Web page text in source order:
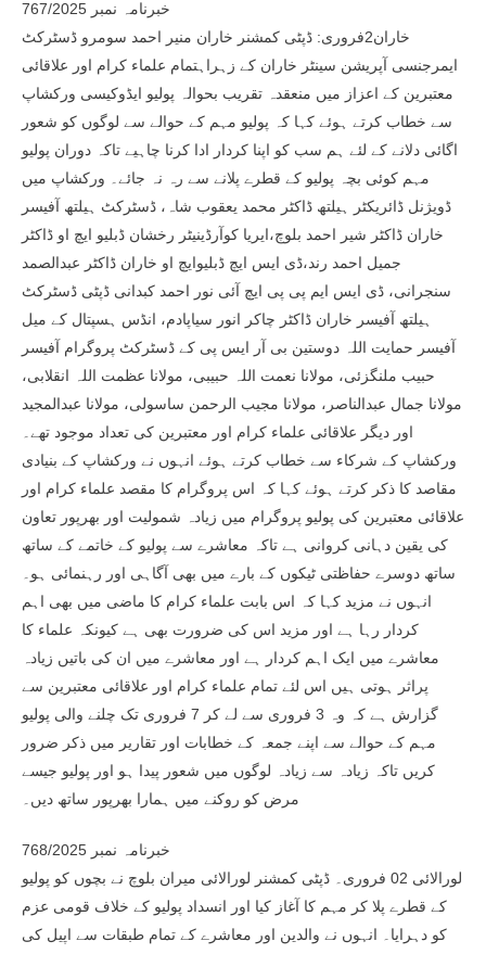
خبرنامہ نمبر 767/2025
خاران2فروری: ڈپٹی کمشنر خاران منیر احمد سومرو ڈسٹرکٹ
ایمرجنسی آپریشن سینٹر خاران کے زہراہتمام علماء کرام اور علاقائی
معتبرین کے اعزاز میں منعقدہ تقریب بحوالہ پولیو ایڈوکیسی ورکشاپ
سے خطاب کرتے ہوئے کہا کہ پولیو مہم کے حوالے سے لوگوں کو شعور
اگائی دلانے کے لئے ہم سب کو اپنا کردار ادا کرنا چاہیے تاکہ دوران پولیو
مہم کوئی بچہ پولیو کے قطرے پلانے سے رہ نہ جائے۔ ورکشاپ میں
ڈویژنل ڈائریکٹر ہیلتھ ڈاکٹر محمد یعقوب شاہ، ڈسٹرکٹ ہیلتھ آفیسر
خاران ڈاکٹر شیر احمد بلوچ،ایریا کوآرڈینیٹر رخشان ڈبلیو ایچ او ڈاکٹر
جمیل احمد رند،ڈی ایس ایچ ڈبلیوایچ او خاران ڈاکٹر عبدالصمد
سنجرانی، ڈی ایس ایم پی پی ایچ آئی نور احمد کبدانی ڈپٹی ڈسٹرکٹ
ہیلتھ آفیسر خاران ڈاکٹر چاکر انور سیاپادم، انڈس ہسپتال کے میل
آفیسر حمایت اللہ دوستین بی آر ایس پی کے ڈسٹرکٹ پروگرام آفیسر
حبیب ملنگزئی، مولانا نعمت اللہ حبیبی، مولانا عظمت اللہ انقلابی،
مولانا جمال عبدالناصر، مولانا مجیب الرحمن ساسولی، مولانا عبدالمجید
اور دیگر علاقائی علماء کرام اور معتبرین کی تعداد موجود تھے۔
ورکشاپ کے شرکاء سے خطاب کرتے ہوئے انہوں نے ورکشاپ کے بنیادی
مقاصد کا ذکر کرتے ہوئے کہا کہ اس پروگرام کا مقصد علماء کرام اور
علاقائی معتبرین کی پولیو پروگرام میں زیادہ شمولیت اور بھرپور تعاون
کی یقین دہانی کروانی ہے تاکہ معاشرے سے پولیو کے خاتمے کے ساتھ
ساتھ دوسرے حفاظتی ٹیکوں کے بارے میں بھی آگاہی اور رہنمائی ہو۔
انہوں نے مزید کہا کہ اس بابت علماء کرام کا ماضی میں بھی اہم
کردار رہا ہے اور مزید اس کی ضرورت بھی ہے کیونکہ علماء کا
معاشرے میں ایک اہم کردار ہے اور معاشرے میں ان کی باتیں زیادہ
پراثر ہوتی ہیں اس لئے تمام علماء کرام اور علاقائی معتبرین سے
گزارش ہے کہ وہ 3 فروری سے لے کر 7 فروری تک چلنے والی پولیو
مہم کے حوالے سے اپنے جمعہ کے خطابات اور تقاریر میں ذکر ضرور
کریں تاکہ زیادہ سے زیادہ لوگوں میں شعور پیدا ہو اور پولیو جیسے
مرض کو روکنے میں ہمارا بھرپور ساتھ دیں۔
خبرنامہ نمبر 768/2025
لورالائی 02 فروری۔ ڈپٹی کمشنر لورالائی میران بلوچ نے بچوں کو پولیو
کے قطرے پلا کر مہم کا آغاز کیا اور انسداد پولیو کے خلاف قومی عزم
کو دہرایا۔ انہوں نے والدین اور معاشرے کے تمام طبقات سے اپیل کی